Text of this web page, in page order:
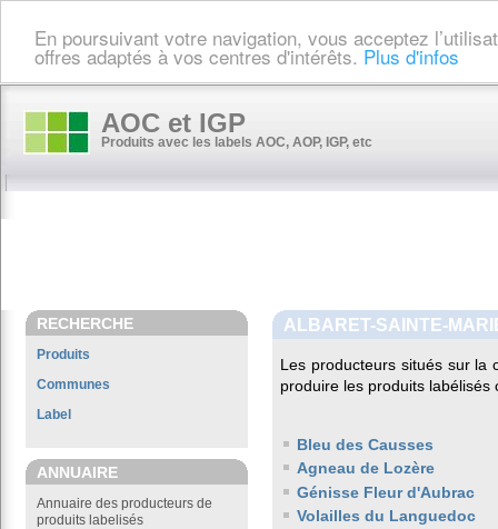
En poursuivant votre navigation, vous acceptez
offres adaptés à vos centres d'intérêts. Plus d'infos
AOC et IGP
Produits avec les labels AOC, AOP, IGP, etc
RECHERCHE
Produits
Communes
Label
ANNUAIRE
Annuaire des producteurs de
produits labelisés
ALBARET-SAINTE-
Les producteurs situés sur la
produire les produits labélisés
Bleu des Causses
Agneau de Lozère
Génisse Fleur d'Aubrac
Volailles du Languedoc